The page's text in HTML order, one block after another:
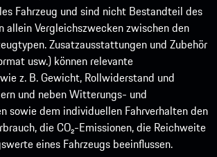
Fahrzeug und sind nicht Bestandteil des
allein Vergleichszwecken zwischen den
Zusatzausstattungen und Zubehör
usw.) können relevante
z. B. Gewicht, Rollwiderstand und
und neben Witterungs- und
sowie dem individuellen Fahrverhalten den
die CO₂-Emissionen, die Reichweite
eines Fahrzeugs beeinflussen.